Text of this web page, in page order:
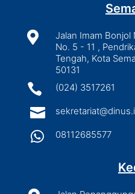

Jalan Imam Bonjol
No. 5 - 11 ,
Tengah, Kota
50131
 (024) 3517261

 08112685577